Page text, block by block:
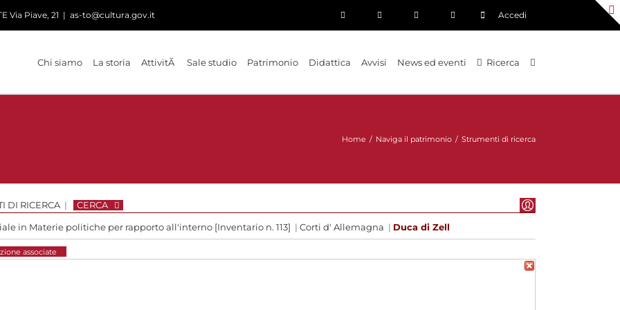
Via Piave, 21 | as-to@cultura.gov.it Accedi
Chi siamo La storia AttivitÃ Sale studio Patrimonio Didattica Avvisi News ed eventi Ricerca
Home / Naviga il patrimonio / Strumenti di ricerca
DI RICERCA | CERCA
in Materie politiche per rapporto all'interno [Inventario n. 113] | Corti d' Allemagna | Duca di Zell
associate